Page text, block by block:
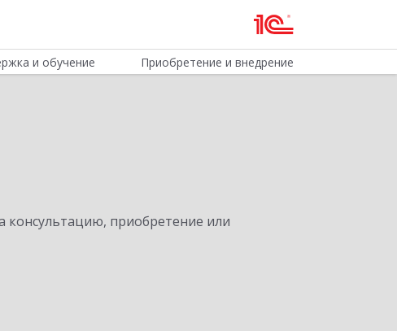
и обучение Приобретение и внедрение
приобретение или